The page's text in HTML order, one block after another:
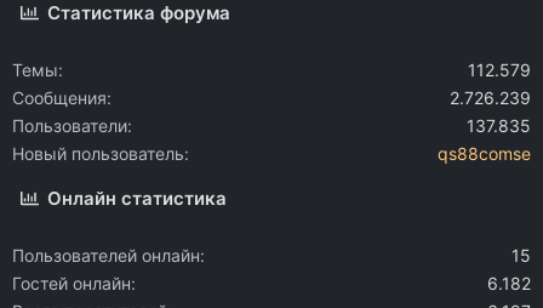
Статистика форума
Темы
112.579
Сообщения
2.726.239
Пользователи
137.835
Новый пользователь
qs88comse
Онлайн статистика
Пользователей онлайн
15
Гостей онлайн
6.182